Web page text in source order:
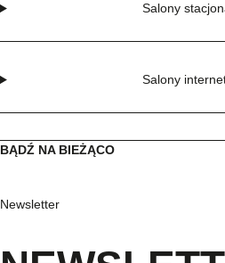
Salony
Salony
BĄDŹ NA BIEŻĄCO
Newsletter